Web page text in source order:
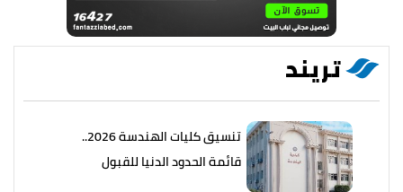
تريند
تنسيق كليات الهندسة 2026..
قائمة الحدود الدنيا للقبول